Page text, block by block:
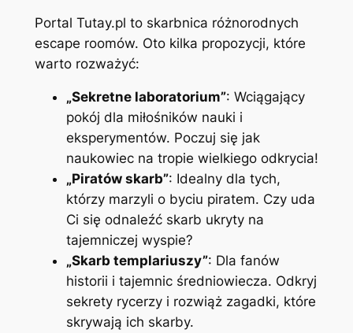
Portal Tutay.pl to skarbnica różnorodnych
escape roomów. Oto kilka propozycji, które
warto rozważyć:
„Sekretne laboratorium”: Wciągający
pokój dla miłośników nauki i
eksperymentów. Poczuj się jak
naukowiec na tropie wielkiego odkrycia!
„Piratów skarb”: Idealny dla tych,
którzy marzyli o byciu piratem. Czy uda
Ci się odnaleźć skarb ukryty na
tajemniczej wyspie?
„Skarb templariuszy”: Dla fanów
historii i tajemnic średniowiecza. Odkryj
sekrety rycerzy i rozwiąż zagadki, które
skrywają ich skarby.